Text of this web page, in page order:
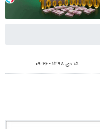
۱۵ دی ۱۳۹۸ - ۰۹:۴۶